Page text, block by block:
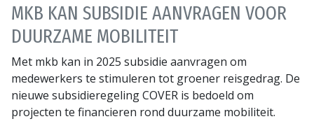
MKB KAN SUBSIDIE AANVRAGEN VOOR
DUURZAME MOBILITEIT
Met mkb kan in 2025 subsidie aanvragen om
medewerkers te stimuleren tot groener reisgedrag. De
nieuwe subsidieregeling COVER is bedoeld om
projecten te financieren rond duurzame mobiliteit.